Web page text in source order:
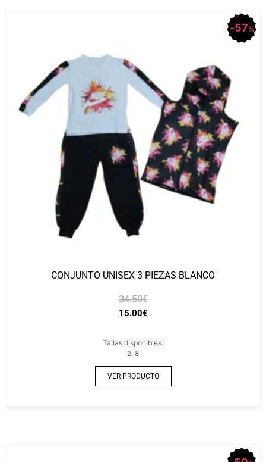
57%
CONJUNTO UNISEX 3 PIEZAS BLANCO
34.50€
15.00€
Tallas disponibles:
2, 8
VER PRODUCTO